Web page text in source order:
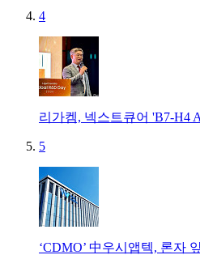
4
리가켐, 넥스트큐어 'B7-H4
5
‘CDMO’ 中우시앱텍, 론자